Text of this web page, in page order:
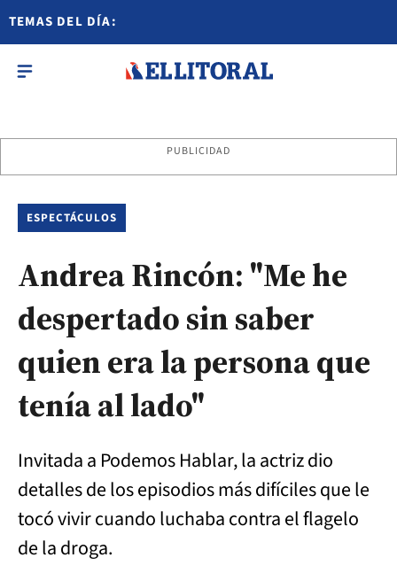
TEMAS DEL DÍA:
PUBLICIDAD
ESPECTÁCULOS
Andrea Rincón: "Me he
despertado sin saber
quien era la persona que
tenía al lado"
Invitada a Podemos Hablar, la actriz dio
detalles de los episodios más difíciles que le
tocó vivir cuando luchaba contra el flagelo
de la droga.